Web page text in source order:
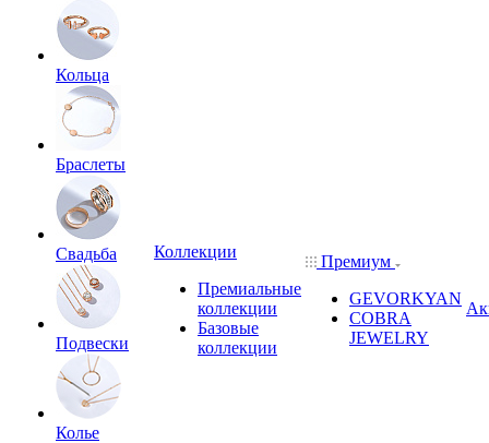
Кольца
Браслеты
Свадьба
Подвески
Колье
Коллекции
Премиальные
коллекции
Базовые
коллекции
Премиум
GEVORKYAN
COBRA
JEWELRY